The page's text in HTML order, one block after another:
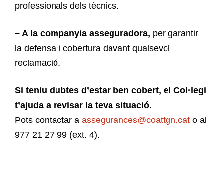
professionals dels tècnics.
– A la companyia asseguradora, per garantir
la defensa i cobertura davant qualsevol
reclamació.
Si teniu dubtes d’estar ben cobert, el Col·legi
t’ajuda a revisar la teva situació.
Pots contactar a assegurances@coattgn.cat o al
977 21 27 99 (ext. 4).